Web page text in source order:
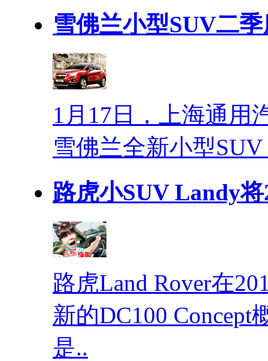
雪佛兰小型SUV二
1月17日，上海通用
雪佛兰全新小型
路虎小SUV Landy
路虎Land Rover在
新的DC100
是..